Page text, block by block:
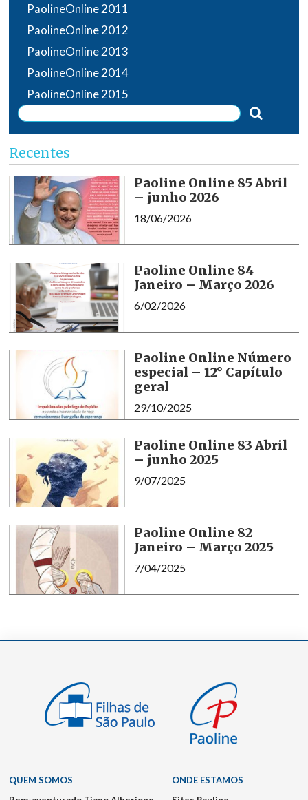
PaolineOnline 2011
PaolineOnline 2012
PaolineOnline 2013
PaolineOnline 2014
PaolineOnline 2015
Recentes
Paoline Online 85 Abril
– junho 2026
18/06/2026
Paoline Online 84
Janeiro – Março 2026
6/02/2026
Paoline Online Número
especial – 12° Capítulo
geral
29/10/2025
Paoline Online 83 Abril
– junho 2025
9/07/2025
Paoline Online 82
Janeiro – Março 2025
7/04/2025
QUEM SOMOS
ONDE ESTAMOS